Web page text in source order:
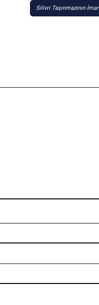
Silivri Taşınmazının